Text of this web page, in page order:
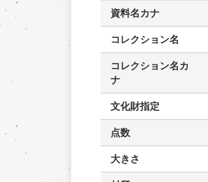
資料名カナ
コレクション名
コレクション名カ
ナ
文化財指定
点数
大きさ